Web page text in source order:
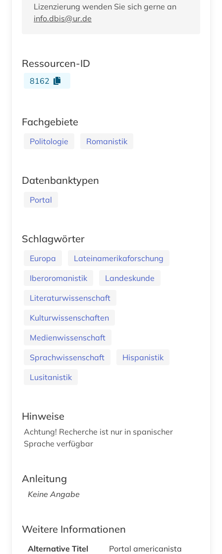
Lizenzierung wenden Sie sich gerne an
info.dbis@ur.de
Ressourcen-ID
8162
Fachgebiete
Politologie Romanistik
Datenbanktypen
Portal
Schlagwörter
Europa
Lateinamerikaforschung
Iberoromanistik
Landeskunde
Literaturwissenschaft
Kulturwissenschaften
Medienwissenschaft
Sprachwissenschaft
Hispanistik
Lusitanistik
Hinweise
Achtung! Recherche ist nur in spanischer
Sprache verfügbar
Anleitung
Keine Angabe
Weitere Informationen
Alternative Titel
Portal americanista